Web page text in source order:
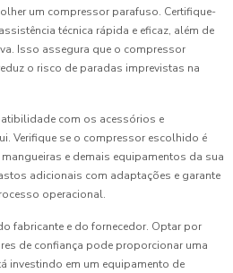
um compressor parafuso. Certifique-
técnica rápida e eficaz, além de
Isso assegura que o compressor
o risco de paradas imprevistas na
com os acessórios e
Verifique se o compressor escolhido é
e demais equipamentos da sua
adicionais com adaptações e garante
operacional.
fabricante e do fornecedor. Optar por
de confiança pode proporcionar uma
investindo em um equipamento de